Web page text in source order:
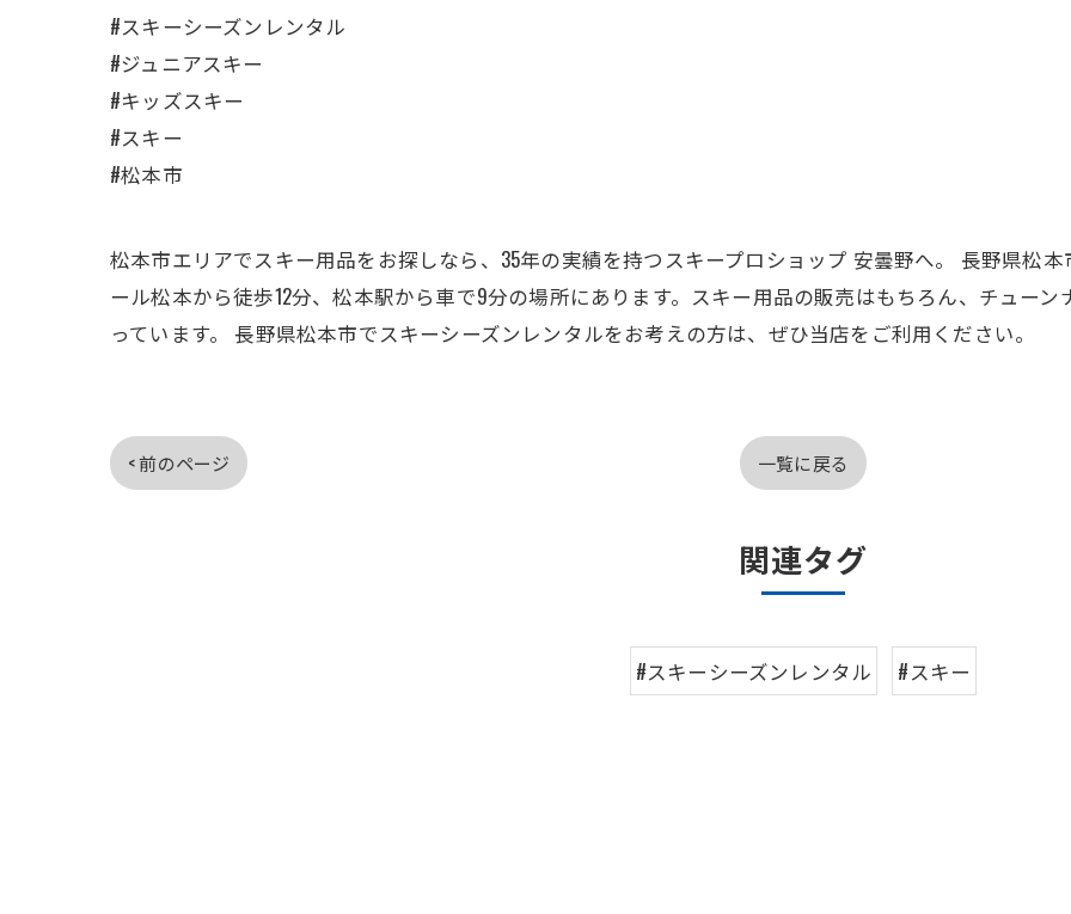
#スキーシーズンレンタル
#ジュニアスキー
#キッズスキー
#スキー
#松本市
松本市エリアでスキー用品をお探しなら、35年の実績を持つスキープロショップ 安曇野へ。 長野県松
ール松本から徒歩12分、松本駅から車で9分の場所にあります。スキー用品の販売はもちろん、チュー
っています。 長野県松本市でスキーシーズンレンタルをお考えの方は、ぜひ当店をご利用ください。
< 前のページ 一覧に戻る
関連タグ
#スキーシーズンレンタル #スキー